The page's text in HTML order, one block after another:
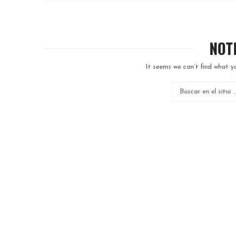
It seems we can’t find what